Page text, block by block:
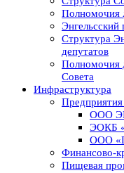
Полномочия
Энгельсский
Структура
депутатов
Полномочия
Совета
Инфраструктура
ООО
ЭОКБ
ООО
Финансово-
Пищевая